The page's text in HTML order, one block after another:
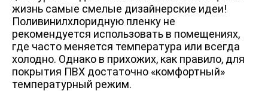
жизнь самые смелые дизайнерские идеи!
Поливинилхлоридную пленку не
рекомендуется использовать в помещениях,
где часто меняется температура или всегда
холодно. Однако в прихожих, как правило, для
покрытия ПВХ достаточно «комфортный»
температурный режим.